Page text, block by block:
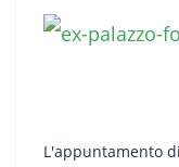
L'appuntamento di